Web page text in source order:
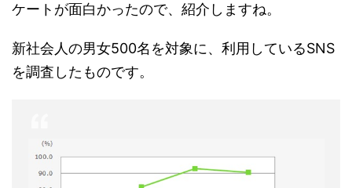
ケートが面白かったので、紹介しますね。
新社会人の男女500名を対象に、利用しているSNS
を調査したものです。